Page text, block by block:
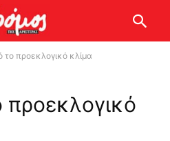
το προεκλογικό κλίμα
προεκλογικό